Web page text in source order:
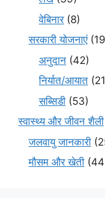
वेबिनार(8)
सरकारी योजनाएं
अनुदान (42)
निर्यात/आयात
सब्सिडी (53)
स्वास्थ्य और जीवन शैली
जलवायु जानकारी
मौसम और खेती